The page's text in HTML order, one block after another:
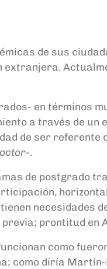
de sus
en términos
a través de
de ser
.
de postgrado
necesidades
prontitud
como
como diría